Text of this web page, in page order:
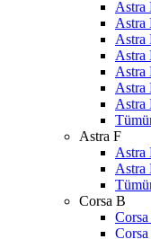
Astra
Astra
Astra
Astra
Astra
Astra
Astra
Astra F
Astra
Astra
Corsa B